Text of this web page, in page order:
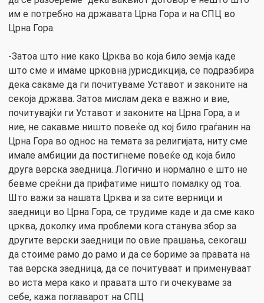
им е потребно на државата Црна Гора и на СПЦ во
Црна Гора.
-Затоа што ние како Црква во која било земја каде
што сме и имаме црковна јурисдикција, се подразбира
дека сакаме да ги почитуваме Уставот и законите на
секоја држава. Затоа мислам дека е важно и вие,
почитувајќи ги Уставот и законите на Црна Гора, а и
ние, не сакавме ништо повеќе од кој било граѓанин на
Црна Гора во однос на темата за религијата, ниту сме
имале амбиции да постигнеме повеќе од која било
друга верска заедница. Логично и нормално е што не
бевме среќни да прифатиме ништо помалку од тоа.
Што важи за нашата Црква и за сите верници и
заедници во Црна Гора, се трудиме каде и да сме како
црква, доколку има проблеми кога станува збор за
другите верски заедници по овие прашања, секогаш
да стоиме рамо до рамо и да се бориме за правата на
таа верска заедница, да се почитуваат и применуваат
во иста мера како и правата што ги очекуваме за
себе, кажа поглаварот на СПЦ